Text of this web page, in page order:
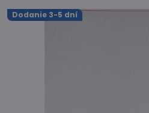
Dodanie 3-5 dní